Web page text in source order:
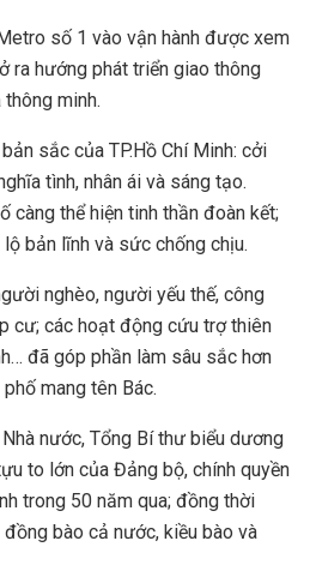
số 1 vào vận hành được xem
ra hướng phát triển giao thông
minh.
sắc của TP.Hồ Chí Minh: cởi
tình, nhân ái và sáng tạo.
càng thể hiện tinh thần đoàn kết;
bản lĩnh và sức chống chịu.
nghèo, người yếu thế, công
cư; các hoạt động cứu trợ thiên
đã góp phần làm sâu sắc hơn
mang tên Bác.
nước, Tổng Bí thư biểu dương
to lớn của Đảng bộ, chính quyền
trong 50 năm qua; đồng thời
bào cả nước, kiều bào và